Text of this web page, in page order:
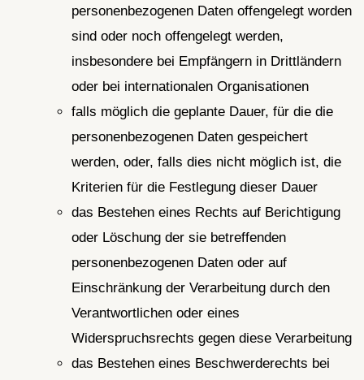
personenbezogenen Daten offengelegt worden
sind oder noch offengelegt werden,
insbesondere bei Empfängern in Drittländern
oder bei internationalen Organisationen
falls möglich die geplante Dauer, für die die
personenbezogenen Daten gespeichert
werden, oder, falls dies nicht möglich ist, die
Kriterien für die Festlegung dieser Dauer
das Bestehen eines Rechts auf Berichtigung
oder Löschung der sie betreffenden
personenbezogenen Daten oder auf
Einschränkung der Verarbeitung durch den
Verantwortlichen oder eines
Widerspruchsrechts gegen diese Verarbeitung
das Bestehen eines Beschwerderechts bei